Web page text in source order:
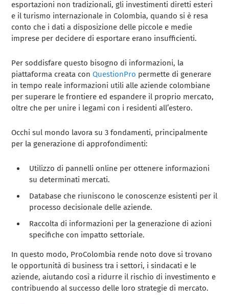
esportazioni non tradizionali, gli investimenti diretti esteri
e il turismo internazionale in Colombia, quando si è resa
conto che i dati a disposizione delle piccole e medie
imprese per decidere di esportare erano insufficienti.
Per soddisfare questo bisogno di informazioni, la
piattaforma creata conQuestionPro permette di generare
in tempo reale informazioni utili alle aziende colombiane
per superare le frontiere ed espandere il proprio mercato,
oltre che per unire i legami con i residenti all’estero.
Occhi sul mondo lavora su 3 fondamenti, principalmente
per la generazione di approfondimenti:
Utilizzo di pannelli online per ottenere informazioni
su determinati mercati.
Database che riuniscono le conoscenze esistenti per il
processo decisionale delle aziende.
Raccolta di informazioni per la generazione di azioni
specifiche con impatto settoriale.
In questo modo, ProColombia rende noto dove si trovano
le opportunità di business tra i settori, i sindacati e le
aziende, aiutando così a ridurre il rischio di investimento e
contribuendo al successo delle loro strategie di mercato.